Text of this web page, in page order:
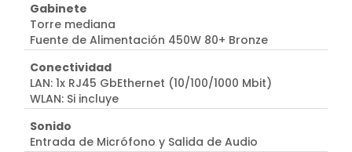
Gabinete
Torre mediana
Fuente de Alimentación 450W 80+ Bronze
Conectividad
LAN: 1x RJ45 GbEthernet (10/100/1000 Mbit)
WLAN: Si incluye
Sonido
Entrada de Micrófono y Salida de Audio